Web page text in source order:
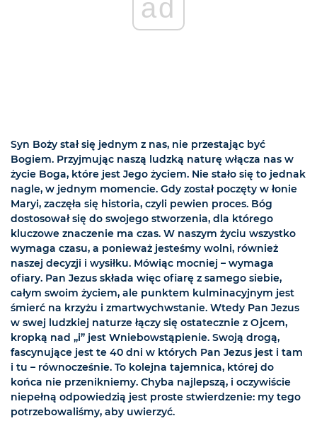
ad
Syn Boży stał się jednym z nas, nie przestając być
Bogiem. Przyjmując naszą ludzką naturę włącza nas w
życie Boga, które jest Jego życiem. Nie stało się to jednak
nagle, w jednym momencie. Gdy został poczęty w łonie
Maryi, zaczęła się historia, czyli pewien proces. Bóg
dostosował się do swojego stworzenia, dla którego
kluczowe znaczenie ma czas. W naszym życiu wszystko
wymaga czasu, a ponieważ jesteśmy wolni, również
naszej decyzji i wysiłku. Mówiąc mocniej – wymaga
ofiary. Pan Jezus składa więc ofiarę z samego siebie,
całym swoim życiem, ale punktem kulminacyjnym jest
śmierć na krzyżu i zmartwychwstanie. Wtedy Pan Jezus
w swej ludzkiej naturze łączy się ostatecznie z Ojcem,
kropką nad „i” jest Wniebowstąpienie. Swoją drogą,
fascynujące jest te 40 dni w których Pan Jezus jest i tam
i tu – równocześnie. To kolejna tajemnica, której do
końca nie przenikniemy. Chyba najlepszą, i oczywiście
niepełną odpowiedzią jest proste stwierdzenie: my tego
potrzebowaliśmy, aby uwierzyć.